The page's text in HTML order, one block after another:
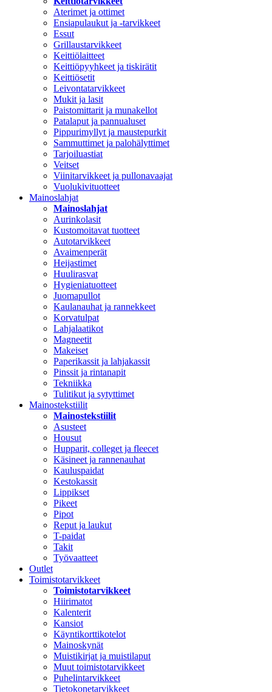
Aterimet ja ottimet
Ensiapulaukut ja -tarvikkeet
Essut
Grillaustarvikkeet
Keittiölaitteet
Keittiöpyyhkeet ja tiskirätit
Keittiösetit
Leivontatarvikkeet
Mukit ja lasit
Paistomittarit ja munakellot
Patalaput ja pannualuset
Pippurimyllyt ja maustepurkit
Sammuttimet ja palohälyttimet
Tarjoiluastiat
Veitset
Viinitarvikkeet ja pullonavaajat
Vuolukivituotteet
Mainoslahjat
Mainoslahjat
Aurinkolasit
Kustomoitavat tuotteet
Autotarvikkeet
Avaimenperät
Heijastimet
Huulirasvat
Hygieniatuotteet
Juomapullot
Kaulanauhat ja rannekkeet
Korvatulpat
Lahjalaatikot
Magneetit
Makeiset
Paperikassit ja lahjakassit
Pinssit ja rintanapit
Tekniikka
Tulitikut ja sytyttimet
Mainostekstiilit
Mainostekstiilit
Asusteet
Housut
Hupparit, colleget ja fleecet
Käsineet ja rannenauhat
Kauluspaidat
Kestokassit
Lippikset
Pikeet
Pipot
Reput ja laukut
T-paidat
Takit
Työvaatteet
Outlet
Toimistotarvikkeet
Toimistotarvikkeet
Hiirimatot
Kalenterit
Kansiot
Käyntikorttikotelot
Mainoskynät
Muistikirjat ja muistilaput
Muut toimistotarvikkeet
Puhelintarvikkeet
Tietokonetarvikkeet